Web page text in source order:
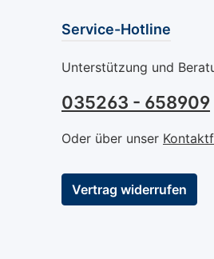
Service-Hotline
Unterstützung und
035263 - 658909
Oder über unser
Vertrag widerrufen